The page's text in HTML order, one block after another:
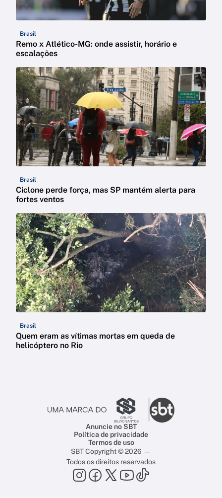
Brasil
Remo x Atlético-MG: onde assistir, horário e
escalações
Brasil
Ciclone perde força, mas SP mantém alerta para
fortes ventos
Brasil
Quem eram as vítimas mortas em queda de
helicóptero no Rio
Anuncie no SBT
Política de privacidade
Termos de uso
SBT Copyright © 2026 —
Todos os direitos reservados